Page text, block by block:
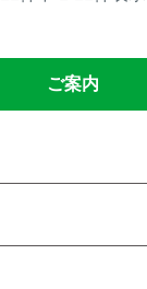
ご案内